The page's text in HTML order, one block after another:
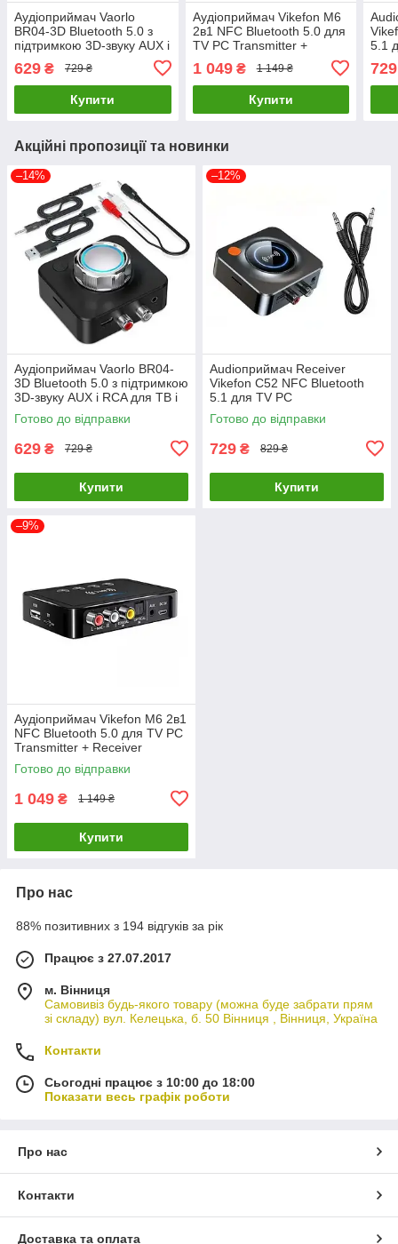
Аудіоприймач Vaorlo
BR04-3D Bluetooth 5.0 з
підтримкою 3D-звуку AUX і
629 ₴ 729 ₴
Купити
Аудіоприймач Vikefon M6
2в1 NFC Bluetooth 5.0 для
TV PC Transmitter +
1 049₴ 1 149 ₴
Купити
5.1
729
Акційні пропозиції та новинки
–14%
Аудіоприймач Vaorlo BR04-
3D Bluetooth 5.0 з підтримкою
3D-звуку AUX і RCA для ТВ і
ПК
Готово до відправки
629 ₴ 729 ₴
Купити
–12%
Audioприймач Receiver
Vikefon C52 NFC Bluetooth
5.1 для TV PC
Готово до відправки
729 ₴ 829 ₴
Купити
–9%
Аудіоприймач Vikefon M6 2в1
NFC Bluetooth 5.0 для TV PC
Transmitter + Receiver
Готово до відправки
1 049 ₴ 1 149 ₴
Купити
Про нас
88% позитивних з 194 відгуків за рік
Працює з 27.07.2017
м. Вінниця
Самовивіз будь-якого товару (можна буде забрати прям
зі складу) вул. Келецька, б. 50 Вінниця , Вінниця, Україна
Контакти
Сьогодні працює з 10:00 до 18:00
Показати весь графік роботи
Про нас
Контакти
Доставка та оплата